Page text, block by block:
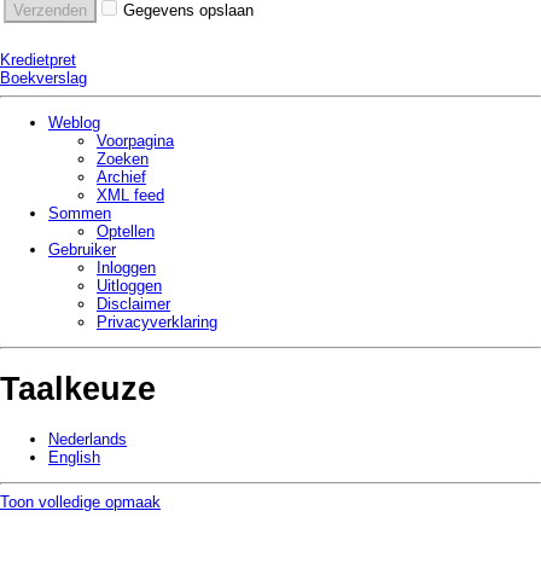
Gegevens opslaan
Kredietpret
Boekverslag
Weblog
Voorpagina
Zoeken
Archief
XML feed
Sommen
Optellen
Gebruiker
Inloggen
Uitloggen
Disclaimer
Privacy­verklaring
Taalkeuze
Nederlands
English
Toon volledige opmaak